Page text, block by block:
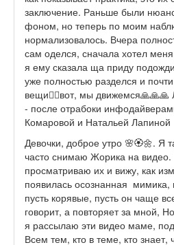
заключение. Раньше были
фоном, но теперь по моим
нормализовалось. Вчера
сам оделся, сначала хотел
я ему сказала ща приду
уже полностью разделся и
вещи🤷‍♀️вот, мы
- после отрабоки
Комаровой и Натальей Лапиной
Девочки, доброе утро 🌸🏵️🌼. Я
часто снимаю Жорика на
просматриваю их и вижу, как
появилась осознанная мимика,
пусть корявые, пусть он чаще
говорит, а повторяет за мной,
я рассылаю эти видео маме,
Всем тем, кто в теме, кто знает,